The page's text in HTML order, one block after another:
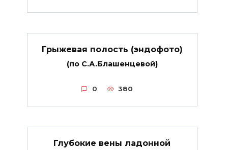
Грыжевая полость (эндофото)
(по С.А.Блашенцевой)
0 380
Глубокие вены ладонной